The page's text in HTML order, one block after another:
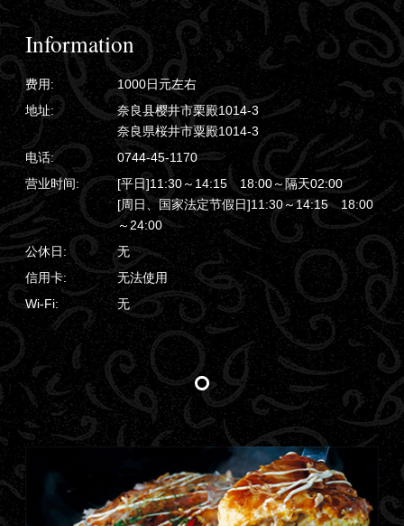
Information
费用:
1000日元左右
地址:
奈良县樱井市栗殿1014-3
奈良県桜井市粟殿1014-3
电话:
0744-45-1170
营业时间:
[平日]11:30～14:15 18:00～隔天02:00
[周日、国家法定节假日]11:30～14:15 18:00
～24:00
公休日:
无
信用卡:
无法使用
Wi-Fi:
无